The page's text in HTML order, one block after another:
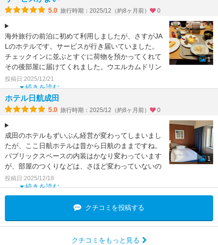
5.0 旅行時期：2025/12（約8ヶ月前） 0
海外旅行の前泊に初めて利用しましたが、さすがJA
Lのホテルです。サービスが行き届いていました。
チェックインに並ぶとすぐに荷物を預かってくれて
その後部屋に届けてくれました。ウエルカムドリン
クの券がもらえ
続きを読む
投稿日:2025/12/21
1
ホテル日航成田
5.0 旅行時期：2025/12（約8ヶ月前） 0
成田のホテルもずいぶん経営が変わってしまいまし
たが、ここ日航ホテルは昔から日航のままですね。
パブリックスペースの内装はかなり変わっています
が、部屋のつくりなどは、さほど変わっていないの
で、昔の雰囲気も
続きを読む
投稿日:2025/12/18
1
クチコミを投稿する
クチコミをもっと見る